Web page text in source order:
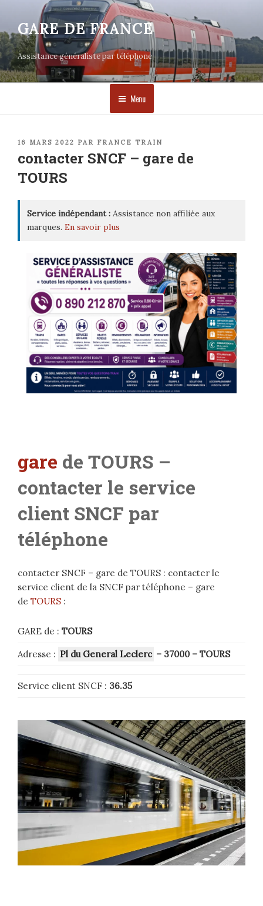
contenu
principal
GARE DE FRANCE
Assistance généraliste par téléphone
Menu
PUBLIÉ
16 MARS 2022 PAR FRANCE TRAIN
contacter SNCF – gare de
TOURS
Service indépendant : Assistance non affiliée aux
marques. En savoir plus
gare de TOURS –
contacter le service
client SNCF par
téléphone
contacter SNCF – gare de TOURS : contacter le
service client de la SNCF par téléphone – gare
de TOURS :
GARE de : TOURS
Adresse : Pl du General Leclerc – 37000 – TOURS
Service client SNCF : 36.35